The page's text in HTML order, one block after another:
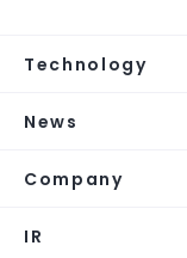
Technology
News
Company
IR